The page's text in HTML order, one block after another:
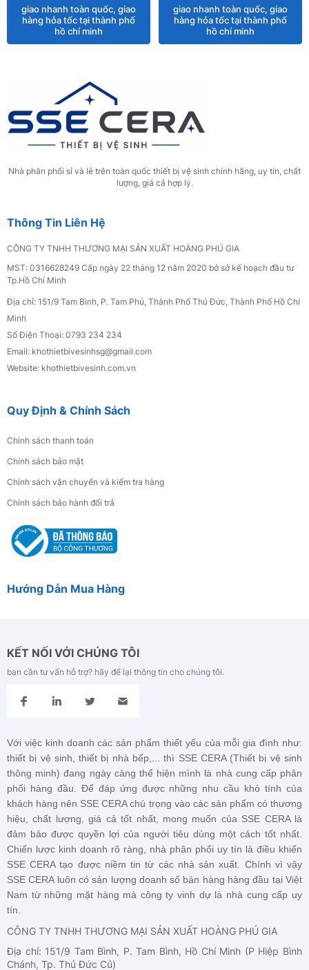
giao nhanh toàn quốc, giao
hàng hỏa tốc tại thành phố
hồ chí minh
giao nhanh toàn quốc, giao
hàng hỏa tốc tại thành phố
hồ chí minh
Nhà phân phối sỉ và lẻ trên toàn quốc thiết bị vệ sinh chính hãng, uy tín, chất
lượng, giá cả hợp lý.
Thông Tin Liên Hệ
CÔNG TY TNHH THƯƠNG MẠI SẢN XUẤT HOÀNG PHÚ GIA
MST: 0316628249 Cấp ngày 22 tháng 12 năm 2020 bở sở kế hoạch đầu tư
Tp.Hồ Chí Minh
Địa chỉ: 151/9 Tam Bình, P. Tam Phú, Thành Phố Thủ Đức, Thành Phố Hồ Chí
Minh
Số Điện Thoại: 0793 234 234
Email: khothietbivesinhsg@gmail.com
Website: khothietbivesinh.com.vn
Quy Định & Chính Sách
Chính sách thanh toán
Chính sách bảo mật
Chính sách vận chuyển và kiểm tra hàng
Chính sách bảo hành đổi trả
Hướng Dẫn Mua Hàng
KẾT NỐI VỚI CHÚNG TÔI
bạn cần tư vấn hỗ trợ? hãy để lại thông tin cho chúng tôi.
Với việc kinh doanh các sản phẩm thiết yếu của mỗi gia đình như:
thiết bị vệ sinh, thiết bị nhà bếp,... thì SSE CERA (Thiết bị vệ sinh
thông minh) đang ngày càng thể hiện mình là nhà cung cấp phân
phối hàng đầu. Để đáp ứng được những nhu cầu khó tính của
khách hàng nên SSE CERAchú trọng vào các sản phẩm có thương
hiệu, chất lượng, giá cả tốt nhất, mong muốn của SSE CERAlà
đảm bảo được quyền lợi của người tiêu dùng một cách tốt nhất.
Chiến lược kinh doanh rõ ràng, nhà phân phối uy tín là điều khiến
SSE CERAtạo được niềm tin từ các nhà sản xuất. Chính vì vậy
SSE CERAluôn có sản lượng doanh số bán hàng hàng đầu tại Việt
Nam từ những mặt hàng mà công ty vinh dự là nhà cung cấp uy
tín.
CÔNG TY TNHH THƯƠNG MẠI SẢN XUẤT HOÀNG PHÚ GIA
Địa chỉ: 151/9 Tam Bình, P. Tam Bình, Hồ Chí Minh (P Hiệp Bình
Chánh, Tp. Thủ Đức Củ)